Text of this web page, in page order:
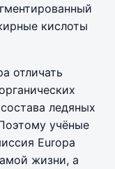
кислоты
отличать
ледяных
учёные
Europa
жизни, а